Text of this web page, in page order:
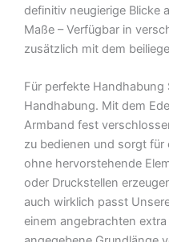
definitiv neugierige Blicke
Maße – Verfügbar in
zusätzlich mit dem
Für perfekte Handhabung
Handhabung. Mit dem
Armband fest
zu bedienen und sorgt für
ohne hervorstehende
oder Druckstellen
auch wirklich passt
einem angebrachten